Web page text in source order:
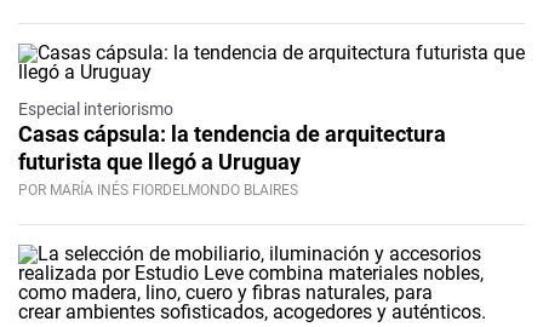
Especial interiorismo
Casas cápsula: la tendencia de arquitectura
futurista que llegó a Uruguay
POR MARÍA INÉS FIORDELMONDO BLAIRES